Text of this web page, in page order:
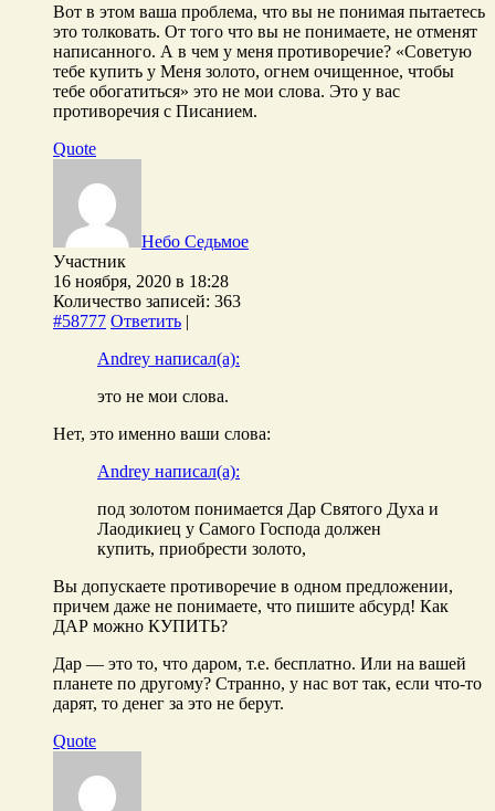
Вот в этом ваша проблема, что вы не понимая пытаетесь
это толковать. От того что вы не понимаете, не отменят
написанного. А в чем у меня противоречие? «Советую
тебе купить у Меня золото, огнем очищенное, чтобы
тебе обогатиться» это не мои слова. Это у вас
противоречия с Писанием.
Quote
Небо Седьмое
Участник
16 ноября, 2020 в 18:28
Количество записей: 363
#58777 Ответить |
Andrey написал(а):
это не мои слова.
Нет, это именно ваши слова:
Andrey написал(а):
под золотом понимается Дар Святого Духа и
Лаодикиец у Самого Господа должен
купить, приобрести золото,
Вы допускаете противоречие в одном предложении,
причем даже не понимаете, что пишите абсурд! Как
ДАР можно КУПИТЬ?
Дар — это то, что даром, т.е. бесплатно. Или на вашей
планете по другому? Странно, у нас вот так, если что-то
дарят, то денег за это не берут.
Quote